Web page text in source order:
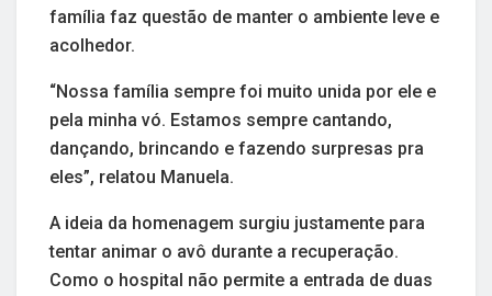
família faz questão de manter o ambiente leve e
acolhedor.
“Nossa família sempre foi muito unida por ele e
pela minha vó. Estamos sempre cantando,
dançando, brincando e fazendo surpresas pra
eles”, relatou Manuela.
A ideia da homenagem surgiu justamente para
tentar animar o avô durante a recuperação.
Como o hospital não permite a entrada de duas